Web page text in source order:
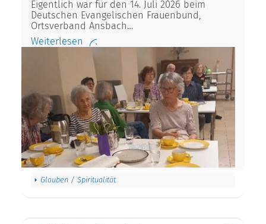
Eigentlich war für den 14. Juli 2026 beim
Deutschen Evangelischen Frauenbund,
Ortsverband Ansbach…
Weiterlesen
Glauben / Spiritualität